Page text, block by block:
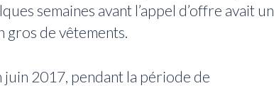
semaines avant l’appel d’offre avait un
gros de vêtements.
juin 2017, pendant la période de